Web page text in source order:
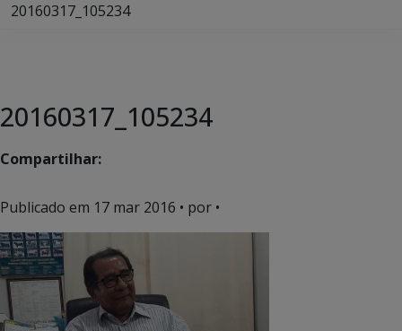
20160317_105234
20160317_105234
Compartilhar:
Publicado em 17 mar 2016 • por •